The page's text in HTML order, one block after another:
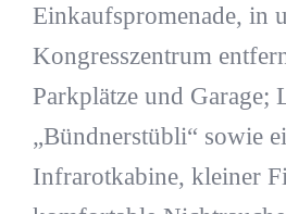
Einkaufspromenade, in
Kongresszentrum
Parkplätze und Garage;
„Bündnerstübli“ sowie
Infrarotkabine, kleiner